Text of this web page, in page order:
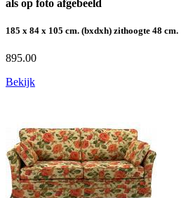
als op foto afgebeeld
185 x 84 x 105 cm. (bxdxh) zithoogte 48 cm.
895.00
Bekijk